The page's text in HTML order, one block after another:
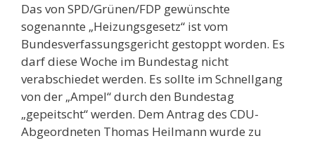
Das von SPD/Grünen/FDP gewünschte
sogenannte „Heizungsgesetz“ ist vom
Bundesverfassungsgericht gestoppt worden. Es
darf diese Woche im Bundestag nicht
verabschiedet werden. Es sollte im Schnellgang
von der „Ampel“ durch den Bundestag
„gepeitscht“ werden. Dem Antrag des CDU-
Abgeordneten Thomas Heilmann wurde zu